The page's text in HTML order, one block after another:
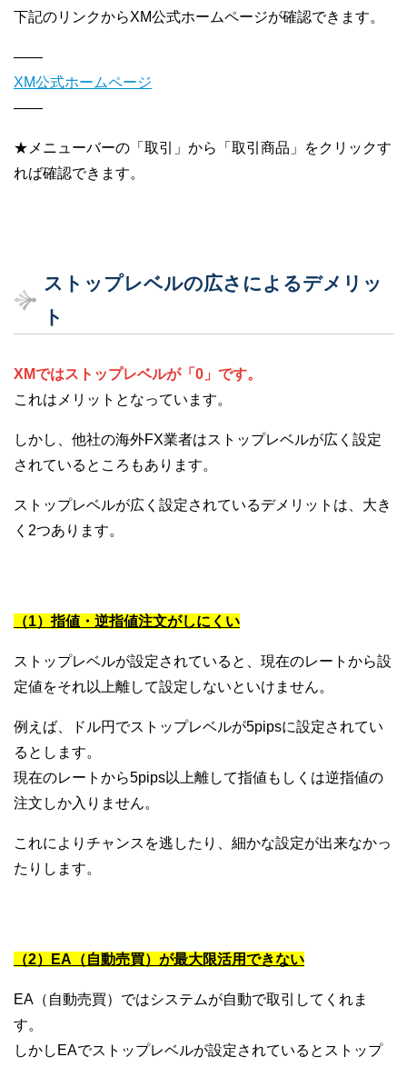
下記のリンクからXM公式ホームページが確認できます。
——
XM公式ホームページ
——
★メニューバーの「取引」から「取引商品」をクリックす
れば確認できます。
ストップレベルの広さによるデメリッ
ト
XMではストップレベルが「0」です。
これはメリットとなっています。
しかし、他社の海外FX業者はストップレベルが広く設定
されているところもあります。
ストップレベルが広く設定されているデメリットは、大き
く2つあります。
（1）指値・逆指値注文がしにくい
ストップレベルが設定されていると、現在のレートから設
定値をそれ以上離して設定しないといけません。
例えば、ドル円でストップレベルが5pipsに設定されてい
るとします。
現在のレートから5pips以上離して指値もしくは逆指値の
注文しか入りません。
これによりチャンスを逃したり、細かな設定が出来なかっ
たりします。
（2）EA（自動売買）が最大限活用できない
EA（自動売買）ではシステムが自動で取引してくれま
す。
しかしEAでストップレベルが設定されているとストップ